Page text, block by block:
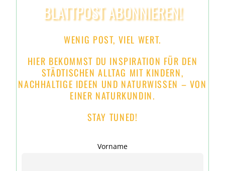
BLATTPOST ABONNIEREN!
WENIG POST, VIEL WERT.
HIER BEKOMMST DU INSPIRATION FÜR DEN
STÄDTISCHENALLTAG MIT KINDERN,
NACHHALTIGE IDEEN UND NATURWISSEN – VON
EINER NATURKUNDIN.
STAY TUNED!
Vorname